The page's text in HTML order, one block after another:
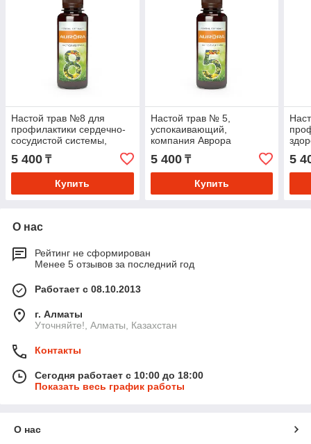
Настой трав №8 для
профилактики сердечно-
сосудистой системы,
компания Аврора
5 400 ₸
Купить
Настой трав № 5,
успокаивающий,
компания Аврора
5 400₸
Купить
5
О нас
Рейтинг не сформирован
Менее 5 отзывов за последний год
Работает с 08.10.2013
г. Алматы
Уточняйте!, Алматы, Казахстан
Контакты
Сегодня работает с 10:00 до 18:00
Показать весь график работы
О нас